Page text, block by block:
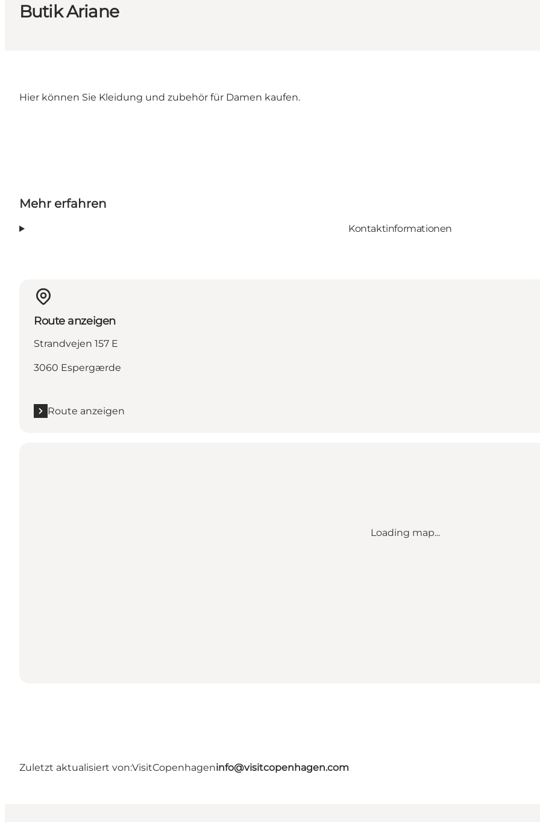
Butik Ariane
Hier können Sie Kleidung und zubehör für Damen kaufen.
Mehr erfahren
Kontaktinformationen
Route anzeigen
Strandvejen 157 E
3060 Espergærde
Route anzeigen
Loading map...
Zuletzt aktualisiert von:VisitCopenhageninfo@visitcopenhagen.com